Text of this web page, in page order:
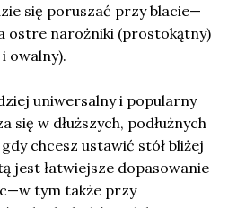
się poruszać przy blacie—
ostre narożniki (prostokątny)
owalny).
uniwersalny i popularny
się w dłuższych, podłużnych
chcesz ustawić stół bliżej
jest łatwiejsze dopasowanie
tym także przy